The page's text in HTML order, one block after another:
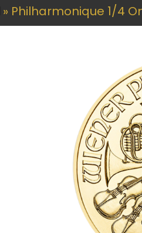
» Philharmonique 1/4